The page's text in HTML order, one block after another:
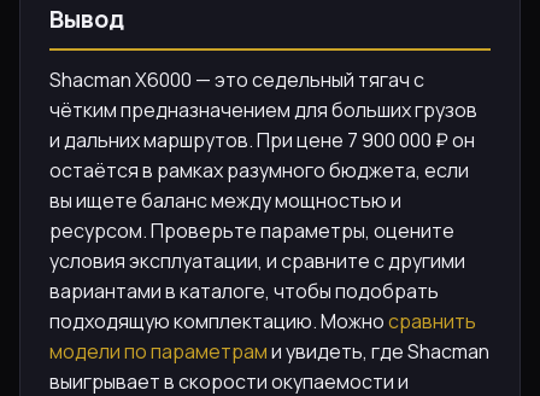
Вывод
Shacman X6000 — это седельный тягач с
чётким предназначением для больших грузов
и дальних маршрутов. При цене 7 900 000 ₽ он
остаётся в рамках разумного бюджета, если
вы ищете баланс между мощностью и
ресурсом. Проверьте параметры, оцените
условия эксплуатации, и сравните с другими
вариантами в каталоге, чтобы подобрать
подходящую комплектацию. Можносравнить
модели по параметрами увидеть, где Shacman
выигрывает в скорости окупаемости и